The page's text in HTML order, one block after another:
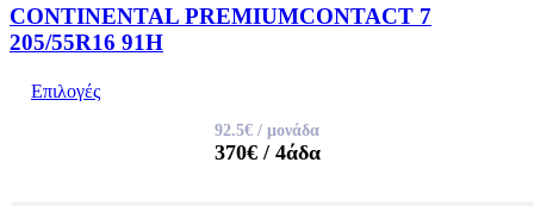
CONTINENTAL PREMIUMCONTACT 7
205/55R16 91H
Επιλογές
92.5€ / μονάδα
370€/ 4άδα